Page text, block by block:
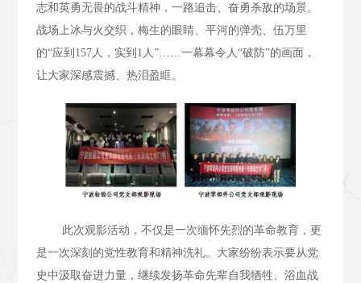
志和英勇无畏的战斗精神，一路追击、奋勇杀敌的场景。
战场上冰与火交织，梅生的眼睛、平河的弹壳、伍万里
的“应到157人，实到1人”……一幕幕令人“破防”的画面，
让大家深感震撼、热泪盈眶。
此次观影活动，不仅是一次缅怀先烈的革命教育，更
是一次深刻的党性教育和精神洗礼。大家纷纷表示要从党
史中汲取奋进力量，继续发扬革命先辈自我牺牲、浴血战